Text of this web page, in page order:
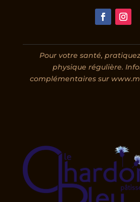
Pour votre santé,
physique régulière.
complémentaires sur